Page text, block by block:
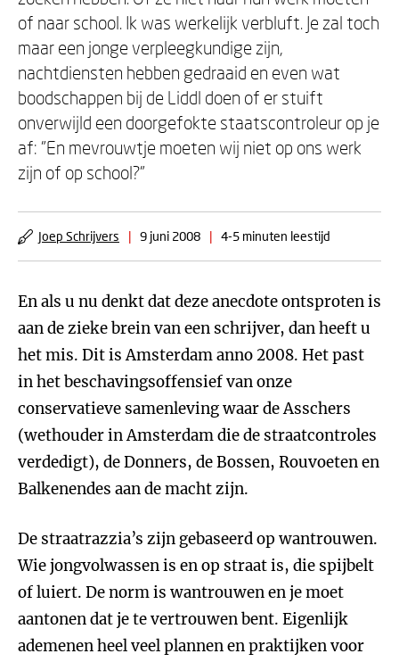
of naar school. Ik was werkelijk verbluft. Je zal toch
maar een jonge verpleegkundige zijn,
nachtdiensten hebben gedraaid en even wat
boodschappen bij de Liddl doen of er stuift
onverwijld een doorgefokte staatscontroleur op je
af: "En mevrouwtje moeten wij niet op ons werk
zijn of op school?"
Joep Schrijvers | 9 juni 2008 | 4-5 minuten leestijd
En als u nu denkt dat deze anecdote ontsproten is
aan de zieke brein van een schrijver, dan heeft u
het mis. Dit is Amsterdam anno 2008. Het past
in het beschavingsoffensief van onze
conservatieve samenleving waar de Asschers
(wethouder in Amsterdam die de straatcontroles
verdedigt), de Donners, de Bossen, Rouvoeten en
Balkenendes aan de macht zijn.
De straatrazzia’s zijn gebaseerd op wantrouwen.
Wie jongvolwassen is en op straat is, die spijbelt
of luiert. De norm is wantrouwen en je moet
aantonen dat je te vertrouwen bent. Eigenlijk
ademenen heel veel plannen en praktijken voor